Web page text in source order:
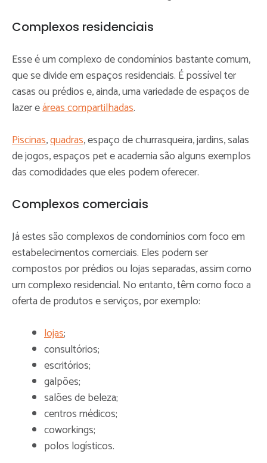
Complexos residenciais
Esse é um complexo de condomínios bastante comum,
que se divide em espaços residenciais. É possível ter
casas ou prédios e, ainda, uma variedade de espaços de
lazer eáreas compartilhadas.
Piscinas,quadras, espaço de churrasqueira, jardins, salas
de jogos, espaços pet e academia são alguns exemplos
das comodidades que eles podem oferecer.
Complexos comerciais
Já estes são complexos de condomínios com foco em
estabelecimentos comerciais. Eles podem ser
compostos por prédios ou lojas separadas, assim como
um complexo residencial. No entanto, têm como foco a
oferta de produtos e serviços, por exemplo:
lojas;
consultórios;
escritórios;
galpões;
salões de beleza;
centros médicos;
coworkings;
polos logísticos.